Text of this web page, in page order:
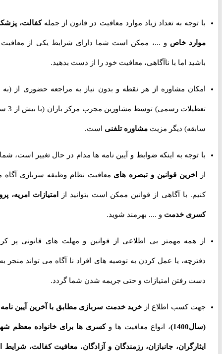
با توجه به تعداد زیاد موارد معافیت در قانون از جملهکفالت، پزشکی،
موارد خاصو ...، ممکن است شما دارای شرایط یکی از معافیت ها
باشید اما با ناآگاهی، معافیت خود را از دست بدهید.
امکان مشاوره از هر نقطه و بدون نیاز به مراجعه حضوری از (به جز
تعطیلات رسمی) توسط مشاورین مجرب مرکز باران (با بیش از 3 سال
سابقه) دیگر مزیت مشاوره تلفنیاست.
با توجه به اینکه ضوابط و آیین نامه ها مدام در حال تغییر است، شما را
اخرین قوانین و تبصره هایمعافیت نظام وظیفه سربازی آگاه می
کنیم. با آگاهی از قوانین ممکن است بتوانید ازامتیازات امریه، پروژه
کسری خدمتو .... بهرمند شوید.
از همه مهمتر بی اطلاعی از قوانین و مهلت های قانونی پر کردن
دفترچه، یا عمل کردن به توصیه های افراد نا آگاه می تواند منجر به از
دست رفتن امتیازات و حتی جریمه شدن شما گردد.
جهت کسب اطلاع ازخرید خدمت سربازی مطابق با آخرین آیین نامه ها
(سال1400) ، انواع معافیت ها و کسری ها برای خانواده معظم شهدا،
ایثارگران، جانبازان، رزمندگان و آزادگان،معافیت کفالت، شرایط اخذ